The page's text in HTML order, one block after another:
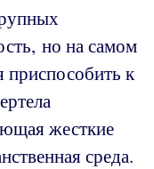
но на самом
приспособить к
жесткие
среда.